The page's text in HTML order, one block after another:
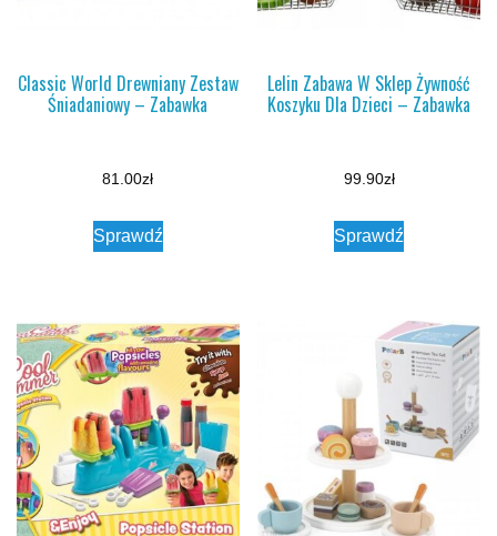
Classic World Drewniany Zestaw
Śniadaniowy – Zabawka
81.00zł
Sprawdź
Lelin Zabawa W Sklep Żywność
Koszyku Dla Dzieci – Zabawka
99.90zł
Sprawdź